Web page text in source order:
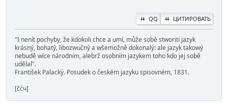
QQ ЦИТИРОВАТЬ
"I nenít pochyby, že kdokoli chce a umí, může sobě stworiti jazyk
krásný, bohatý, libozwučný a wšemožně dokonalý: ale jazyk takowý
nebudě wíce národnim, alebrž osobním jazykem toho kdo jej sobě
udělal".
František Palacký. Posudek o českém jazyku spisovném, 1831.
[čćч]